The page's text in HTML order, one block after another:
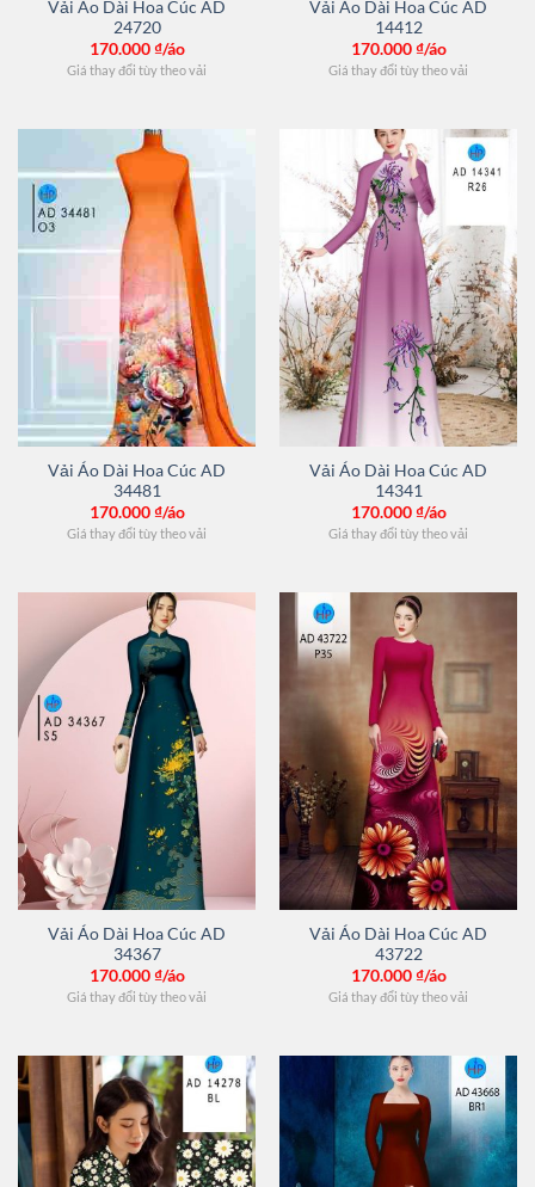
Vải Áo Dài Hoa Cúc AD
24720
170.000₫/áo
Giá thay đổi tùy theo vải
Vải Áo Dài Hoa Cúc AD
14412
170.000₫/áo
Giá thay đổi tùy theo vải
Vải Áo Dài Hoa Cúc AD
34481
170.000₫/áo
Giá thay đổi tùy theo vải
Vải Áo Dài Hoa Cúc AD
14341
170.000₫/áo
Giá thay đổi tùy theo vải
Vải Áo Dài Hoa Cúc AD
34367
170.000₫/áo
Giá thay đổi tùy theo vải
Vải Áo Dài Hoa Cúc AD
43722
170.000₫/áo
Giá thay đổi tùy theo vải